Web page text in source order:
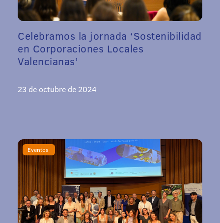
Celebramos la jornada ‘Sostenibilidad
en Corporaciones Locales
Valencianas’
23 de octubre de 2024
Eventos